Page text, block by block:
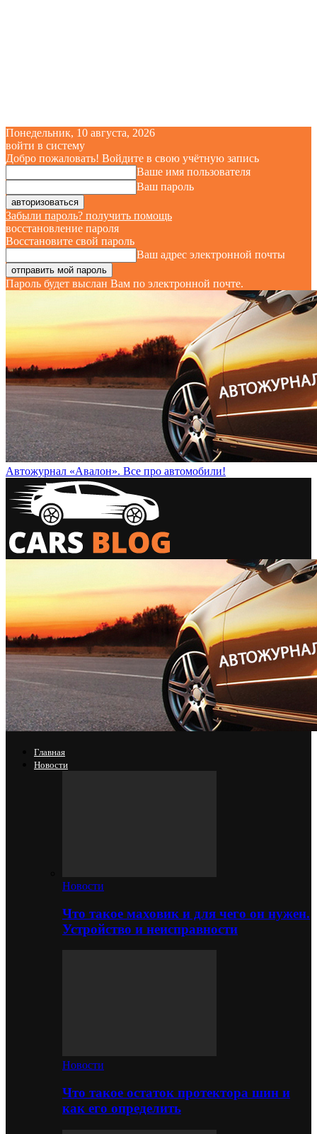
Понедельник, 10 августа, 2026
войти в систему
Добро пожаловать! Войдите в свою учётную запись
Ваше имя пользователя
Ваш пароль
Забыли пароль? получить помощь
восстановление пароля
Восстановите свой пароль
Ваш адрес электронной почты
Пароль будет выслан Вам по электронной почте.
Автожурнал «Авалон». Все про автомобили!
Главная
Новости
Новости
Что такое маховик и для чего он нужен.
Устройство и неисправности
Новости
Что такое остаток протектора шин и
как его определить